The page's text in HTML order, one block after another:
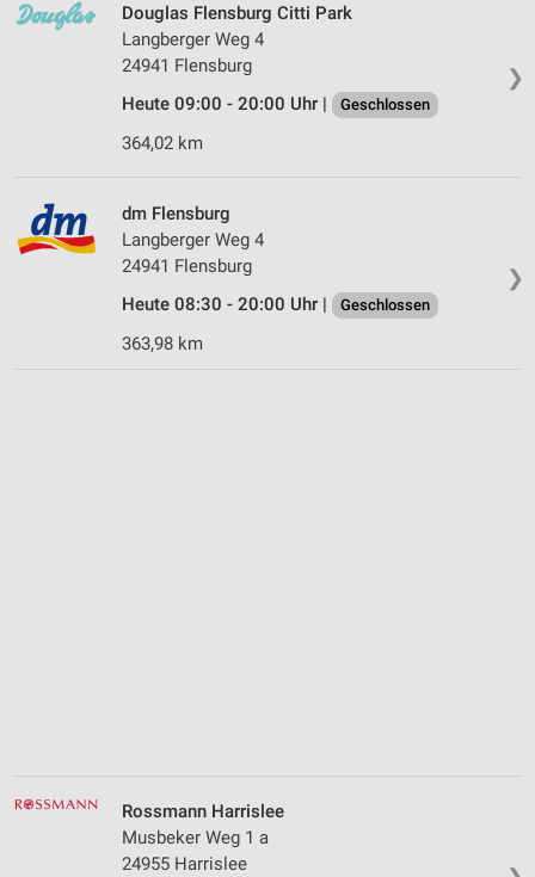
❯
Douglas Flensburg Citti Park
Langberger Weg 4
24941 Flensburg
Heute 09:00 - 20:00 Uhr |
Geschlossen
364,02 km
❯
dm Flensburg
Langberger Weg 4
24941 Flensburg
Heute 08:30 - 20:00 Uhr |
Geschlossen
363,98 km
Rossmann Harrislee
Musbeker Weg 1 a
24955 Harrislee